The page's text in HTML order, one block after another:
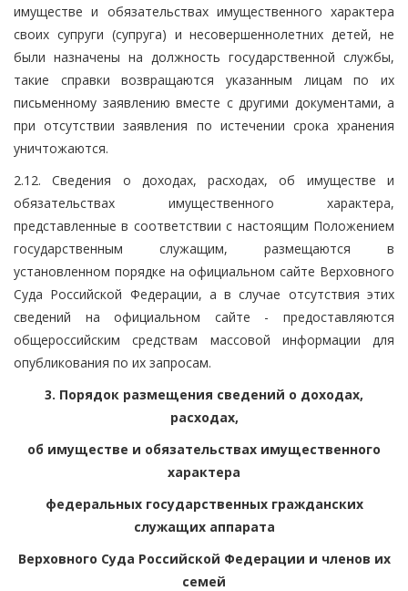
имуществе и обязательствах имущественного характера
своих супруги (супруга) и несовершеннолетних детей, не
были назначены на должность государственной службы,
такие справки возвращаются указанным лицам по их
письменному заявлению вместе с другими документами, а
при отсутствии заявления по истечении срока хранения
уничтожаются.
2.12. Сведения о доходах, расходах, об имуществе и
обязательствах имущественного характера,
представленные в соответствии с настоящим Положением
государственным служащим, размещаются в
установленном порядке на официальном сайте Верховного
Суда Российской Федерации, а в случае отсутствия этих
сведений на официальном сайте - предоставляются
общероссийским средствам массовой информации для
опубликования по их запросам.
3. Порядок размещения сведений о доходах,
расходах,
об имуществе и обязательствах имущественного
характера
федеральных государственных гражданских
служащих аппарата
Верховного Суда Российской Федерации и членов их
семей